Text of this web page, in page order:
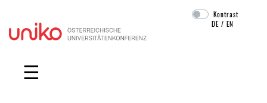
Navigation überspringen
Kontrast
DE /EN
☰